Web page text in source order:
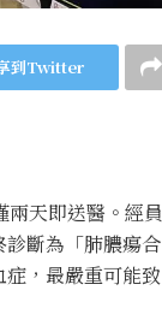
到Twitter
天即送醫。經員
斷為「肺膿瘍合
，最嚴重可能致